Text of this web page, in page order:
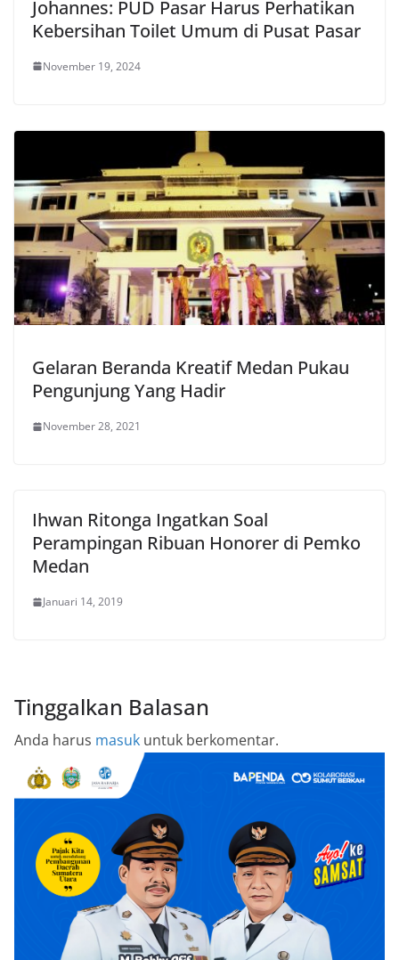
Johannes: PUD Pasar Harus Perhatikan
Kebersihan Toilet Umum di Pusat Pasar
November 19, 2024
Gelaran Beranda Kreatif Medan Pukau
Pengunjung Yang Hadir
November 28, 2021
Ihwan Ritonga Ingatkan Soal
Perampingan Ribuan Honorer di Pemko
Medan
Januari 14, 2019
Tinggalkan Balasan
Anda harus masuk untuk berkomentar.